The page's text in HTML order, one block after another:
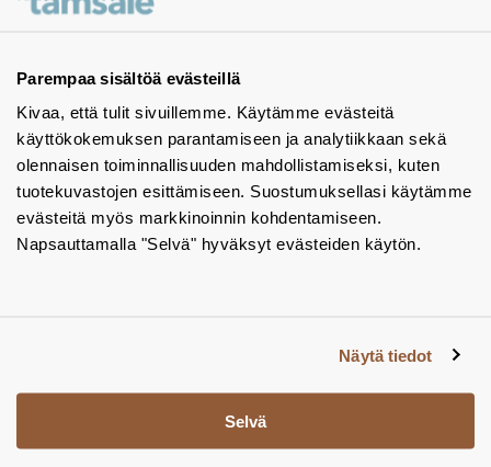
Parempaa sisältöä evästeillä
Kivaa, että tulit sivuillemme. Käytämme evästeitä
käyttökokemuksen parantamiseen ja analytiikkaan sekä
olennaisen toiminnallisuuden mahdollistamiseksi, kuten
tuotekuvastojen esittämiseen. Suostumuksellasi käytämme
evästeitä myös markkinoinnin kohdentamiseen.
Napsauttamalla "Selvä" hyväksyt evästeiden käytön.
Näytä tiedot
Selvä
Ota yhteyttä - autamme mielellämme
Tuotekuvastot
Instagram
BIM-objektit
Yhteystiedot
Tiedotteet